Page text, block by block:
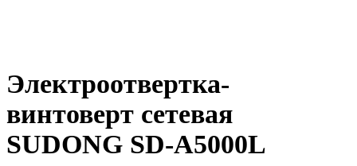
Электроотвертка-
винтоверт сетевая
SUDONG SD-A5000L